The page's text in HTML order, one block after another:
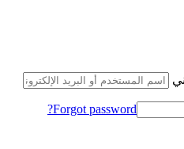
Forgot password?